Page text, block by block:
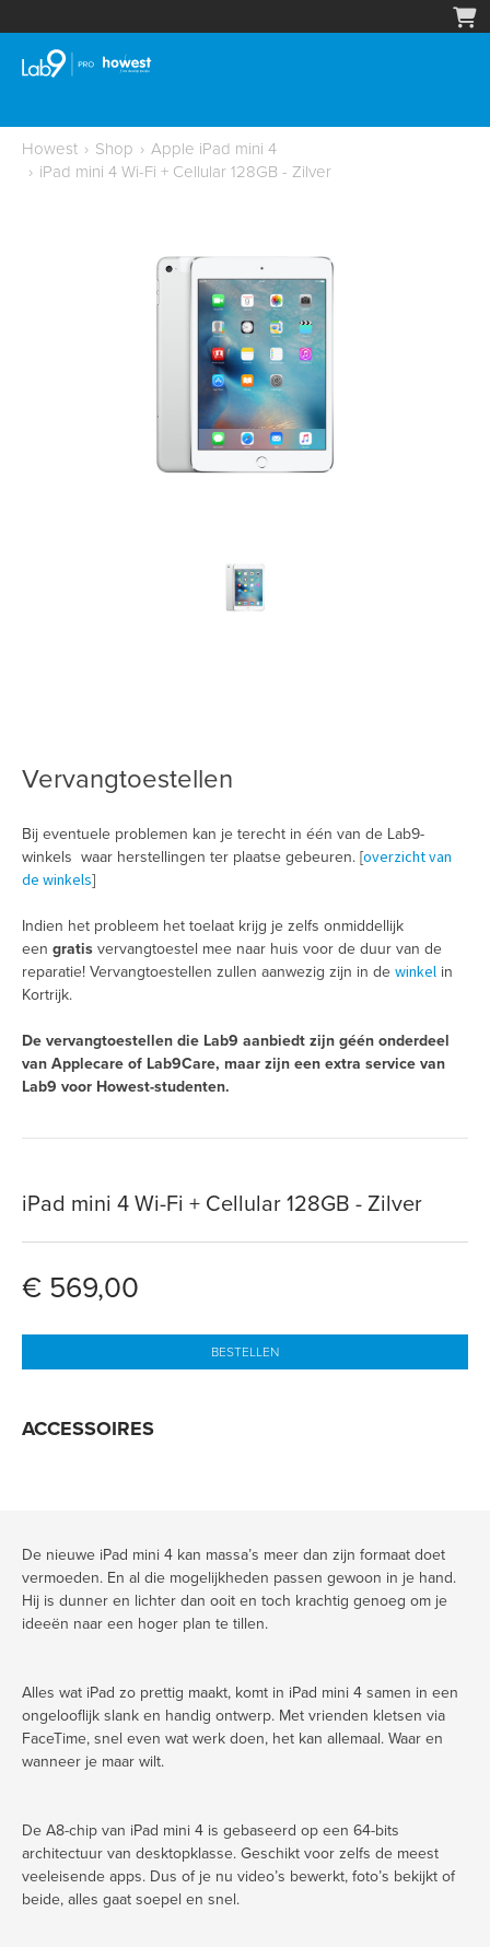
Howest › Shop › Apple iPad mini 4
› iPad mini 4 Wi-Fi + Cellular 128GB - Zilver
Vervangtoestellen
Bij eventuele problemen kan je terecht in één van de Lab9-
winkels waar herstellingen ter plaatse gebeuren. [overzicht van
de winkels]
Indien het probleem het toelaat krijg je zelfs onmiddellijk
een gratis vervangtoestel mee naar huis voor de duur van de
reparatie! Vervangtoestellen zullen aanwezig zijn in de winkel in
Kortrijk.
De vervangtoestellen die Lab9 aanbiedt zijn géén onderdeel
van Applecare of Lab9Care, maar zijn een extra service van
Lab9 voor Howest-studenten.
iPad mini 4 Wi-Fi + Cellular 128GB - Zilver
€ 569,00
BESTELLEN
ACCESSOIRES
De nieuwe iPad mini 4 kan massa’s meer dan zijn formaat doet
vermoeden. En al die mogelijkheden passen gewoon in je hand.
Hij is dunner en lichter dan ooit en toch krachtig genoeg om je
ideeën naar een hoger plan te tillen.
Alles wat iPad zo prettig maakt, komt in iPad mini 4 samen in een
ongelooflijk slank en handig ontwerp. Met vrienden kletsen via
FaceTime, snel even wat werk doen, het kan allemaal. Waar en
wanneer je maar wilt.
De A8-chip van iPad mini 4 is gebaseerd op een 64-bits
architectuur van desktopklasse. Geschikt voor zelfs de meest
veeleisende apps. Dus of je nu video’s bewerkt, foto’s bekijkt of
beide, alles gaat soepel en snel.